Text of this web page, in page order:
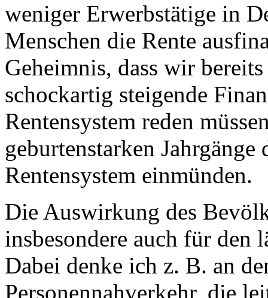
weniger Erwerbstätige in
Menschen die Rente
Geheimnis, dass wir
schockartig steigende
Rentensystem reden
geburtenstarken Jahrgänge
Rentensystem einmünden.
Die Auswirkung des
insbesondere auch für den
Dabei denke ich z. B. an
Personennahverkehr, die